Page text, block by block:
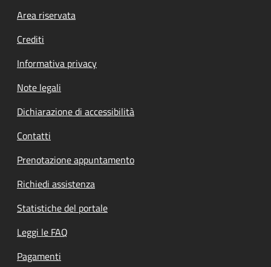
Footer menu
Area riservata
Crediti
Informativa privacy
Note legali
Dichiarazione di accessibilità
Contatti
Prenotazione appuntamento
Richiedi assistenza
Statistiche del portale
Leggi le FAQ
Pagamenti